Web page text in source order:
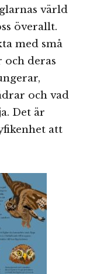
värld
överallt.
med små
deras
och vad
Det är
att